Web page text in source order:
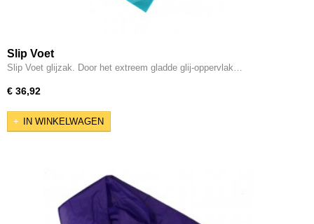
Slip Voet
Slip Voet glijzak. Door het extreem gladde glij-oppervlak…
€ 36,92
IN WINKELWAGEN